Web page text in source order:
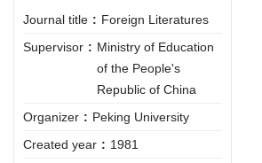
Journal title : Foreign Literatures
Supervisor : Ministry of Education
of the People's
Republic of China
Organizer : Peking University
Created year : 1981